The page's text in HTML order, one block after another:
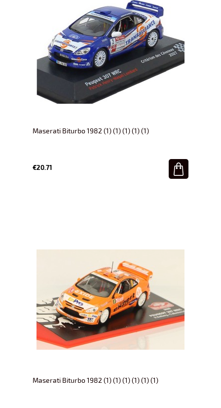
Maserati Biturbo 1982 (1) (1) (1) (1) (1)
€20.71
Maserati Biturbo 1982 (1) (1) (1) (1) (1) (1)